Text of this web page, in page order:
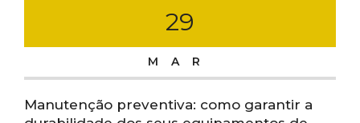
29
MAR
Manutenção preventiva: como garantir a